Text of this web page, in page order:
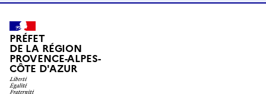
PRÉFET
DE LA RÉGION
PROVENCE-ALPES-
CÔTE D'AZUR